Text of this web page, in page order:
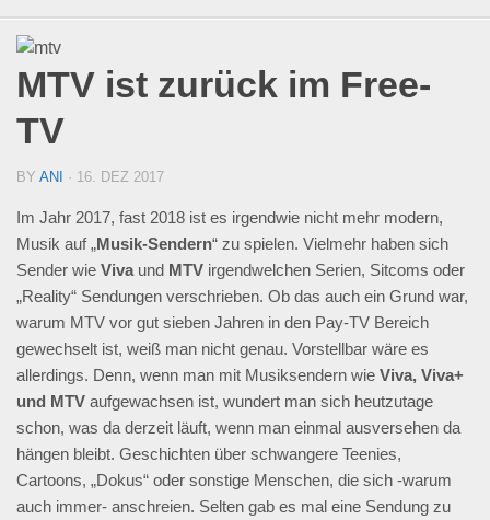
MTV ist zurück im Free-
TV
BY ANI · 16. DEZ 2017
Im Jahr 2017, fast 2018 ist es irgendwie nicht mehr modern,
Musik auf „Musik-Sendern“ zu spielen. Vielmehr haben sich
Sender wie Viva und MTV irgendwelchen Serien, Sitcoms oder
„Reality“ Sendungen verschrieben. Ob das auch ein Grund war,
warum MTV vor gut sieben Jahren in den Pay-TV Bereich
gewechselt ist, weiß man nicht genau. Vorstellbar wäre es
allerdings. Denn, wenn man mit Musiksendern wie Viva, Viva+
und MTV aufgewachsen ist, wundert man sich heutzutage
schon, was da derzeit läuft, wenn man einmal ausversehen da
hängen bleibt. Geschichten über schwangere Teenies,
Cartoons, „Dokus“ oder sonstige Menschen, die sich -warum
auch immer- anschreien. Selten gab es mal eine Sendung zu